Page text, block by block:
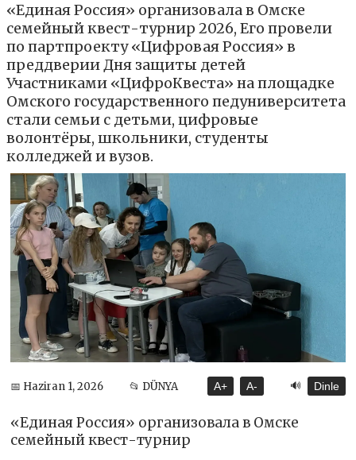
«Единая Россия» организовала в Омске
семейный квест-турнир 2026, Его провели
по партпроекту «Цифровая Россия» в
преддверии Дня защиты детей
Участниками «ЦифроКвеста» на площадке
Омского государственного педуниверситета
стали семьи с детьми, цифровые
волонтёры, школьники, студенты
колледжей и вузов.
📅 Haziran 1, 2026 📂 DÜNYA A+ A- 🔊 Dinle
«Единая Россия» организовала в Омске
семейный квест-турнир